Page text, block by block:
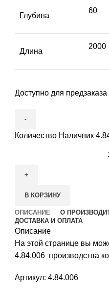
Глубина
60
Длина
2000
Доступно для предзаказа
Количество Наличник
В КОРЗИНУ
ОПИСАНИЕ О
ДОСТАВКА И ОПЛАТА
Описание
На этой странице вы
4.84.006 производства
Артикул: 4.84.006